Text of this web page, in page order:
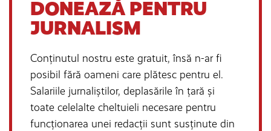
DONEAZĂ PENTRU
JURNALISM
Conținutul nostru este gratuit, însă n-ar fi
posibil fără oameni care plătesc pentru el.
Salariile jurnaliștilor, deplasările în țară și
toate celelalte cheltuieli necesare pentru
funcționarea unei redacții sunt susținute din